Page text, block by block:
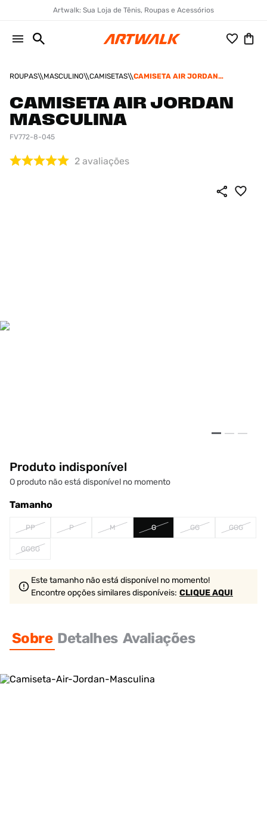
Artwalk: Sua Loja de Tênis, Roupas e Acessórios
ROUPAS MASCULINO CAMISETAS
CAMISETA AIR JORDAN
CAMISETA AIR JORDAN
MASCULINA
FV772-8-045
2 avaliações
Produto indisponível
O produto não está disponível no momento
Tamanho
PP P M G GG GGG
GGGG
Este tamanho não está disponível no momento!
Encontre opções similaresdisponíveis: CLIQUE AQUI
Sobre Detalhes Avaliações